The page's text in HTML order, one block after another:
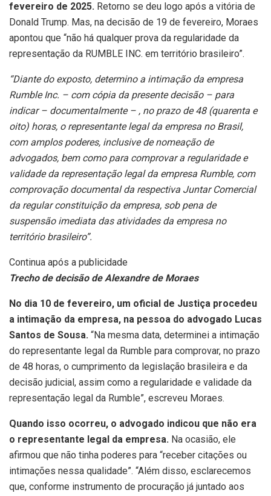
fevereiro de 2025. Retorno se deu logo após a vitória de
Donald Trump. Mas, na decisão de 19 de fevereiro, Moraes
apontou que “não há qualquer prova da regularidade da
representação da RUMBLE INC. em território brasileiro”.
“Diante do exposto, determino a intimação da empresa
Rumble Inc. – com cópia da presente decisão – para
indicar – documentalmente – , no prazo de 48 (quarenta e
oito) horas, o representante legal da empresa no Brasil,
com amplos poderes, inclusive de nomeação de
advogados, bem como para comprovar a regularidade e
validade da representação legal da empresa Rumble, com
comprovação documental da respectiva Juntar Comercial
da regular constituição da empresa, sob pena de
suspensão imediata das atividades da empresa no
território brasileiro”.
Continua após a publicidade
Trecho de decisão de Alexandre de Moraes
No dia 10 de fevereiro, um oficial de Justiça procedeu
a intimação da empresa, na pessoa do advogado Lucas
Santos de Sousa. “Na mesma data, determinei a intimação
do representante legal da Rumble para comprovar, no prazo
de 48 horas, o cumprimento da legislação brasileira e da
decisão judicial, assim como a regularidade e validade da
representação legal da Rumble”, escreveu Moraes.
Quando isso ocorreu, o advogado indicou que não era
o representante legal da empresa. Na ocasião, ele
afirmou que não tinha poderes para “receber citações ou
intimações nessa qualidade”. “Além disso, esclarecemos
que, conforme instrumento de procuração já juntado aos